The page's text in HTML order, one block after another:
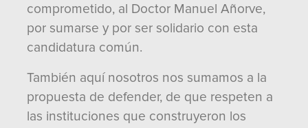
comprometido, al Doctor Manuel Añorve,
por sumarse y por ser solidario con esta
candidatura común.
También aquí nosotros nos sumamos a la
propuesta de defender, de que respeten a
las instituciones que construyeron los